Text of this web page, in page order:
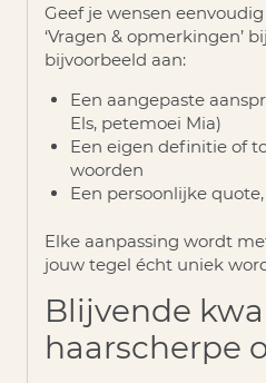
Geef je wensen
‘Vragen & opmerkingen’
bijvoorbeeld aan:
Een aangepaste
Els, petemoei Mia)
Een eigen definitie of
woorden
Een persoonlijke
Elke aanpassing wordt
jouw tegel écht uniek
Blijvende
haarscherpe